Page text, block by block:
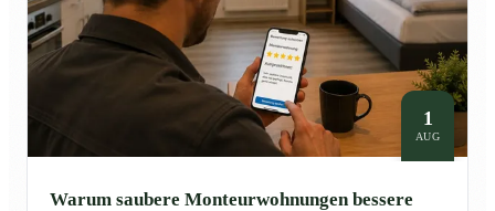
1
AUG
Warum saubere Monteurwohnungen bessere